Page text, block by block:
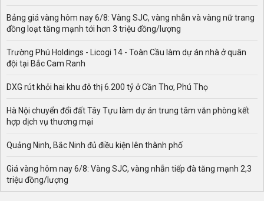
Bảng giá vàng hôm nay 6/8: Vàng SJC, vàng nhẫn và vàng nữ trang
đồng loạt tăng mạnh tới hơn 3 triệu đồng/lượng
Trường Phú Holdings - Licogi 14 - Toàn Cầu làm dự án nhà ở quân
đội tại Bắc Cam Ranh
DXG rút khỏi hai khu đô thị 6.200 tỷ ở Cần Thơ, Phú Thọ
Hà Nội chuyển đổi đất Tây Tựu làm dự án trung tâm văn phòng kết
hợp dịch vụ thương mại
Quảng Ninh, Bắc Ninh đủ điều kiện lên thành phố
Giá vàng hôm nay 6/8: Vàng SJC, vàng nhẫn tiếp đà tăng mạnh 2,3
triệu đồng/lượng